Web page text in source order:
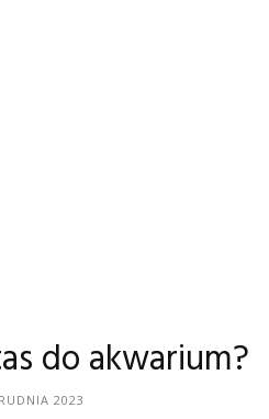
do akwarium?
2023